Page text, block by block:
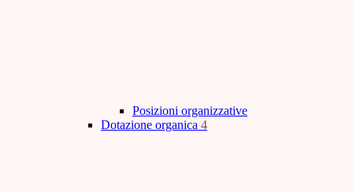
Posizioni organizzative
Dotazione organica 4